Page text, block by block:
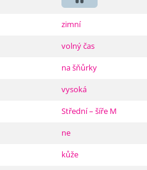
zimní
volný čas
na šňůrky
vysoká
Střední – šíře M
ne
kůže